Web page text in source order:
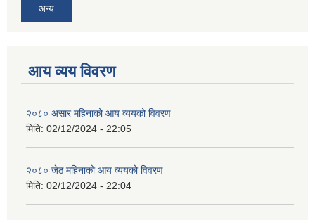
अन्य
आय व्यय विवरण
२०८० असार महिनाको आय व्ययको विवरण
मिति: 02/12/2024 - 22:05
२०८० जेठ महिनाको आय व्ययको विवरण
मिति: 02/12/2024 - 22:04